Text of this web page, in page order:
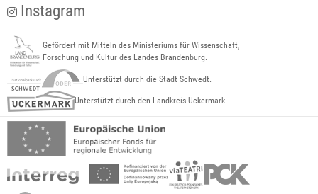
Instagram
Gefördert mit Mitteln des Ministeriums für Wissenschaft,
Forschung und Kultur des Landes Brandenburg.
Unterstützt durch die Stadt Schwedt.
Unterstützt durch den Landkreis Uckermark.